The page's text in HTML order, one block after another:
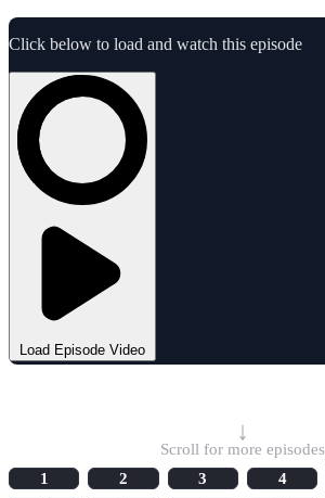
Click below to load and watch this episode
Load Episode Video
↓
Scroll for more episodes
1
2 3 4